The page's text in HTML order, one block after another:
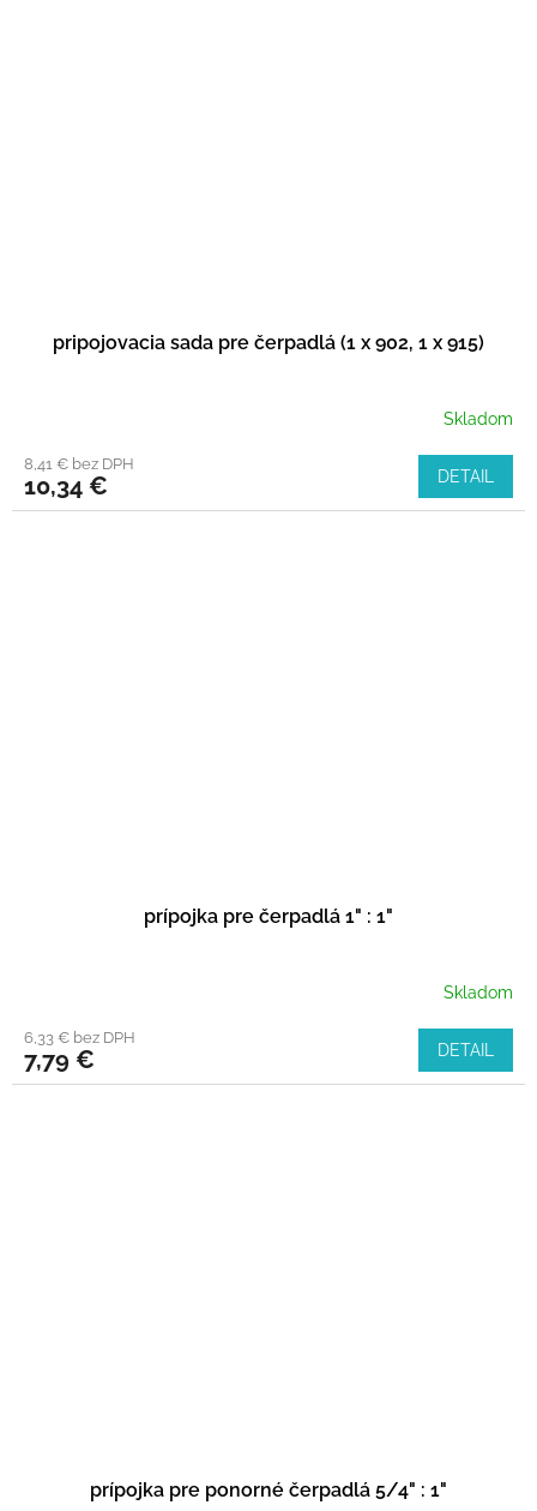
pripojovacia sada pre čerpadlá (1 x 902, 1 x 915)
Skladom
8,41 € bez DPH
10,34 € DETAIL
prípojka pre čerpadlá 1" : 1"
Skladom
6,33 € bez DPH
7,79 € DETAIL
prípojka pre ponorné čerpadlá 5/4" : 1"